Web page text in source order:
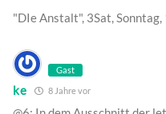
"DIe Anstalt", 3Sat,
Gast
ke 8 Jahre vor